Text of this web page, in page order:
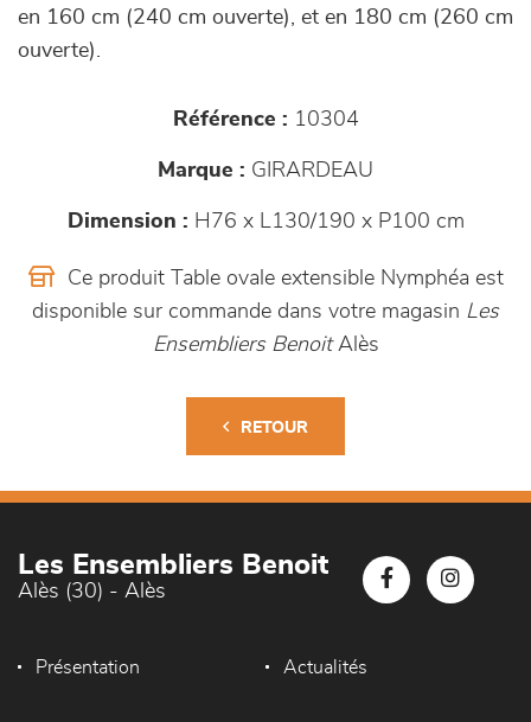
en 160 cm (240 cm ouverte), et en 180 cm (260 cm
ouverte).
Référence : 10304
Marque : GIRARDEAU
Dimension : H76 x L130/190 x P100 cm
Ce produit Table ovale extensible Nymphéa est
disponible sur commande dans votre magasin Les
Ensembliers BenoitAlès
RETOUR
Les Ensembliers Benoit
Alès (30) - Alès
Présentation Actualités